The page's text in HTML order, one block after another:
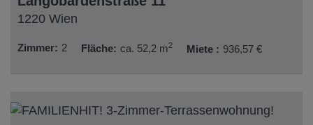
1220 Wien
Zimmer 2 Fläche ca. 52,2 m2 Miete 936,57 €